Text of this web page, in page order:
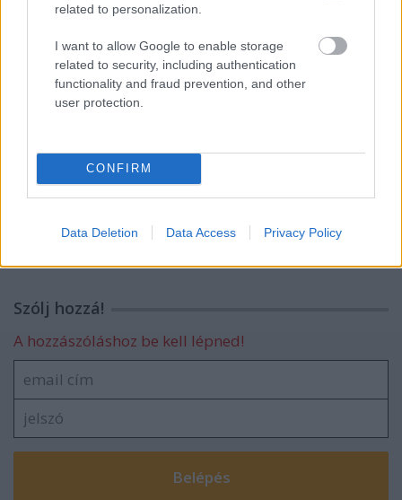
related to personalization.
I want to allow Google to enable storage
related to security, including authentication
functionality and fraud prevention, and other
user protection.
CONFIRM
Data Deletion Data Access Privacy Policy
Operában énekelni
Szólj hozzá!
A hozzászóláshoz be kell lépned!